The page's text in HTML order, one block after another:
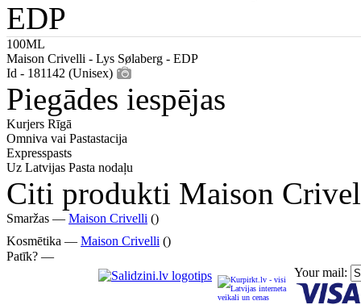
EDP
100ML
Maison Crivelli - Lys Sølaberg - EDP
Id - 181142 (Unisex)
Piegādes iespējas
Kurjers Rīgā
Omniva vai Pastastacija
Expresspasts
Uz Latvijas Pasta nodaļu
Citi produkti Maison
Smaržas — Maison Crivelli ()
Kosmētika — Maison Crivelli ()
Patīk? —
Your mail: